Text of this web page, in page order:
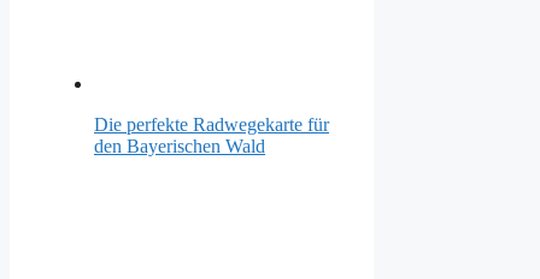
Die perfekte Radwegekarte für
den Bayerischen Wald